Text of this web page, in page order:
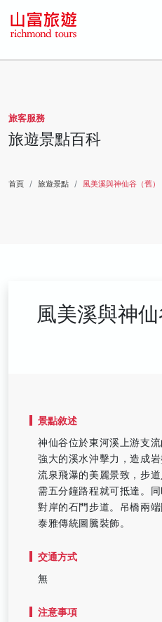
旅客服務
旅遊景點百科
首頁 旅遊景點 風美溪與神仙谷（舊）
風美溪與神仙
景點敘述
神仙谷位於東河溪上游支
強大的溪水沖擊力，造成
流泉飛瀑的美麗景致，步
需五分鐘路程就可抵達。
對岸的石門步道。吊橋兩
泰雅傳統圖騰裝飾。
交通方式
無
注意事項